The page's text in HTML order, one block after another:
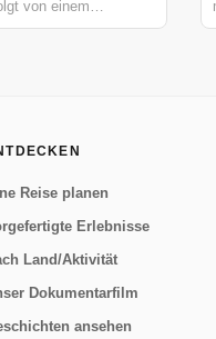
von einem
Restaurant. Sie
Reise planen
Erlebnisse
Land/Aktivität
Dokumentarfilm
ansehen